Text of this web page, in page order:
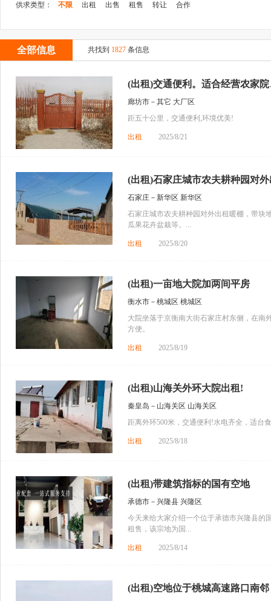
供求类型： 不限 出租 出售 租售 转让 合作
全部信息 共找到 1827 条信息
(出租)交通便利。适合经营农家
廊坊市－其它 大厂区
距五十公里，交通便利,环境优美!
出租 2025/8/21
(出租)石家庄城市农夫耕种园对外
石家庄－新华区 新华区
石家庄城市农夫耕种园对外出租暖棚，带块
瓜果花卉盆栽等。...
出租 2025/8/20
(出租)一亩地大院加两间平房
衡水市－桃城区 桃城区
大院坐落于京衡南大街石家庄村东侧，在南
方便。
出租 2025/8/19
(出租)山海关外环大院出租!
秦皇岛－山海关区 山海关区
距离外环500米，交通便利!水电齐全，适台
出租 2025/8/18
(出租)带建筑指标的国有空地
承德市－兴隆县 兴隆区
今天来给大家介绍一个位于承德市兴隆县的
租售，该宗地为国...
出租 2025/8/14
(出租)空地位于桃城高速路口南邻